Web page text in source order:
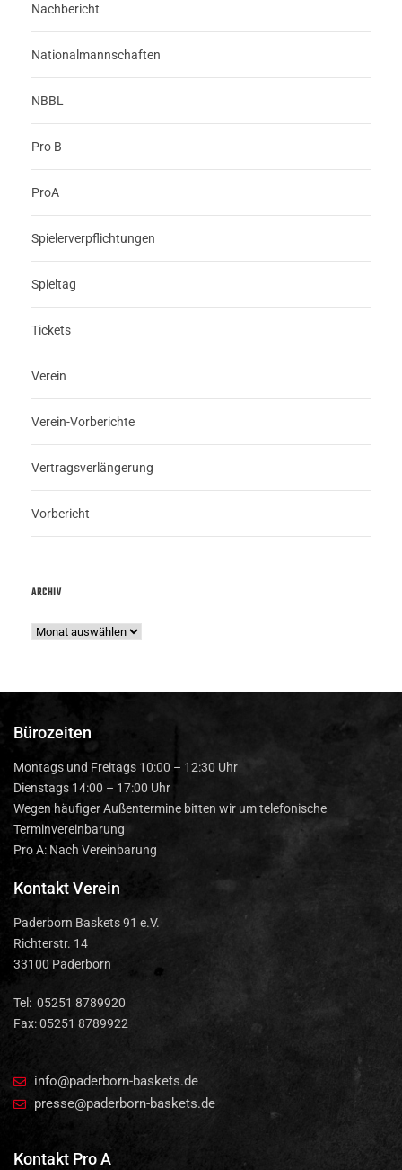
Nachbericht
Nationalmannschaften
NBBL
Pro B
ProA
Spielerverpflichtungen
Spieltag
Tickets
Verein
Verein-Vorberichte
Vertragsverlängerung
Vorbericht
ARCHIV
Bürozeiten
Montags und Freitags 10:00 – 12:30 Uhr
Dienstags 14:00 – 17:00 Uhr
Wegen häufiger Außentermine bitten wir um telefonische
Terminvereinbarung
Pro A: Nach Vereinbarung
Kontakt Verein
Paderborn Baskets 91 e.V.
Richterstr. 14
33100 Paderborn
Tel: 05251 8789920
Fax: 05251 8789922
info@paderborn-baskets.de
presse@paderborn-baskets.de
Kontakt Pro A